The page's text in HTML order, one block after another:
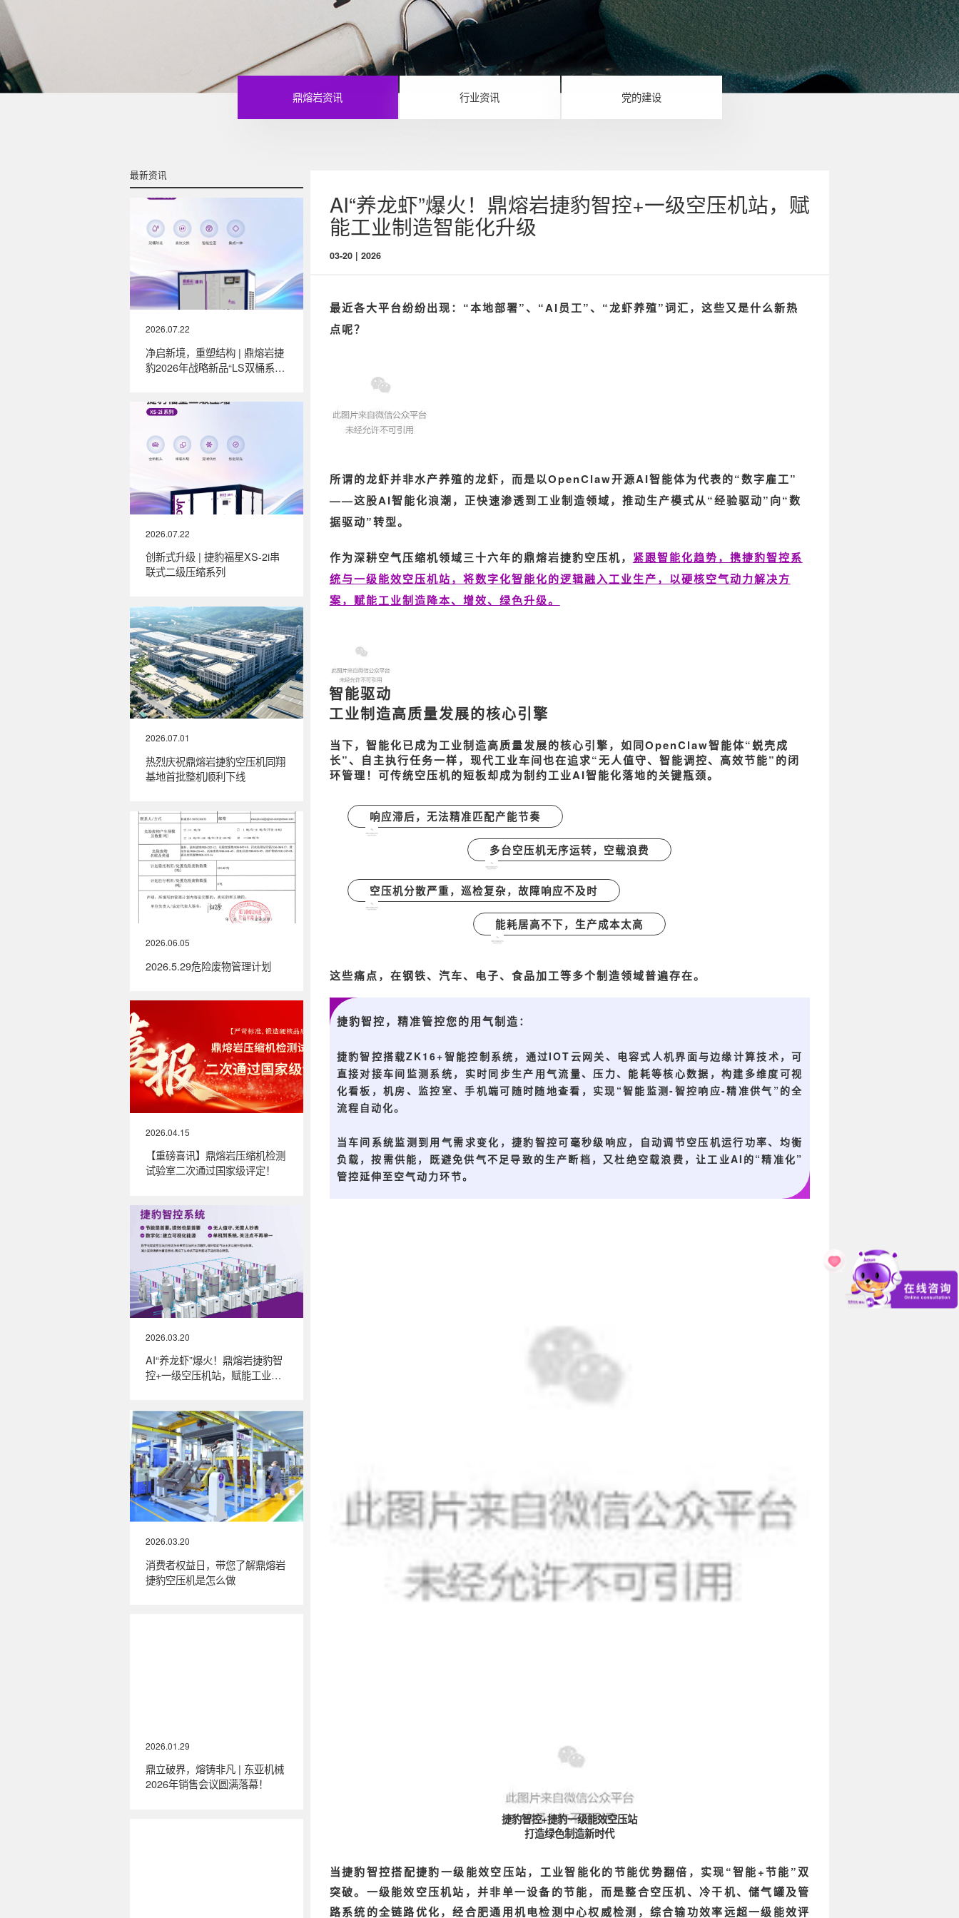
鼎熔岩资讯 行业资讯 党的建设
最新资讯
2026.07.22
净启新境，重塑结构 | 鼎熔岩捷
豹2026年战略新品“LS双桶系
2026.07.22
创新式升级 | 捷豹福星XS-2i串
联式二级压缩系列
2026.07.01
热烈庆祝鼎熔岩捷豹空压机同翔
基地首批整机顺利下线
2026.06.05
2026.5.29危险废物管理计划
2026.04.15
【重磅喜讯】鼎熔岩压缩机检测
试验室二次通过国家级评定！
2026.03.20
AI“养龙虾”爆火！鼎熔岩捷豹智
控+一级空压机站，赋能工业制
2026.03.20
消费者权益日，带您了解鼎熔岩
捷豹空压机是怎么做
2026.01.29
鼎立破界，熔铸非凡 | 东亚机械
2026年销售会议圆满落幕！
AI“养龙虾”爆火！鼎熔岩捷豹智控+一级空压机站，赋
能工业制造智能化升级
03-20 | 2026
最近各大平台纷纷出现：“本地部署”、“AI员工”、“龙虾养殖”词汇，这些又是什么新热
点呢？
所谓的龙虾并非水产养殖的龙虾，而是以OpenClaw开源AI智能体为代表的“数字雇工”
——这股AI智能化浪潮，正快速渗透到工业制造领域，推动生产模式从“经验驱动”向“数
据驱动”转型。
作为深耕空气压缩机领域三十六年的鼎熔岩捷豹空压机， 紧跟智能化趋势，携捷豹智控系
统与一级能效空压机站，将数字化智能化的逻辑融入工业生产，以硬核空气动力解决方
案，赋能工业制造降本、增效、绿色升级。
智能驱动
工业制造高质量发展的核心引擎
当下， 智能化已成为工业制造高质量发展的核心引擎，如同OpenClaw智能体“蜕壳成
长”、自主执行任务一样，现代工业车间也在追求“无人值守、智能调控、高效节能”的闭
环管理！可传统空压机的短板却成为制约工业AI智能化落地的关键瓶颈。
响应滞后，无法精准匹配产能节奏
多台空压机无序运转，空载浪费
空压机分散严重，巡检复杂，故障响应不及时
能耗居高不下，生产成本太高
这些痛点，在钢铁、汽车、电子、食品加工等多个制造领域普遍存在。
捷豹智控，精准管控您的用气制造 ：
捷豹智控搭载ZK16+智能控制系统，通过IOT云网关、电容式人机界面与边缘计算技术，可
直接对接车间监测系统，实时同步生产用气流量、压力、能耗等核心数据，构建多维度可视
化看板，机房、监控室、手机端可随时随地查看，实现“智能监测-智控响应-精准供气”的全
流程自动化。
当车间系统监测到用气需求变化，捷豹智控可毫秒级响应，自动调节空压机运行功率、均衡
负载，按需供能，既避免供气不足导致的生产断档，又杜绝空载浪费，让工业AI的“精准化”
管控延伸至空气动力环节。
捷豹智控+捷豹一级能效空压站
打造绿色制造新时代
当捷豹智控搭配捷豹一级能效空压站，工业智能化的节能优势翻倍，实现“智能+节能”双
突破。一级能效空压机站，并非单一设备的节能，而是整合空压机、冷干机、储气罐及管
路系统的全链路优化，经合肥通用机电检测中心权威检测，综合输功效率远超一级能效评